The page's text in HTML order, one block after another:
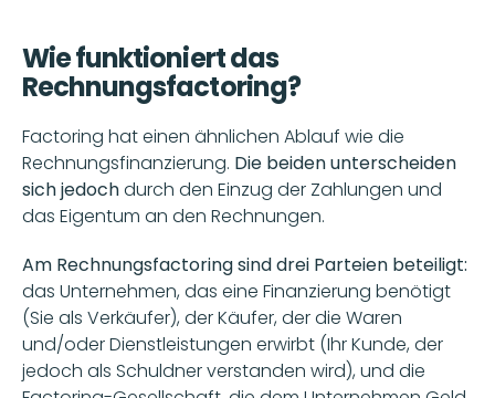
Wie funktioniert das
Rechnungsfactoring?
Factoring hat einen ähnlichen Ablauf wie die
Rechnungsfinanzierung. Die beiden unterscheiden
sich jedoch durch den Einzug der Zahlungen und
das Eigentum an den Rechnungen.
Am Rechnungsfactoring sind drei Parteien beteiligt:
das Unternehmen, das eine Finanzierung benötigt
(Sie als Verkäufer), der Käufer, der die Waren
und/oder Dienstleistungen erwirbt (Ihr Kunde, der
jedoch als Schuldner verstanden wird), und die